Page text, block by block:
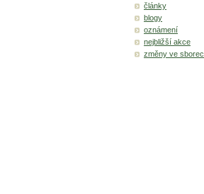
články
blogy
oznámení
nejbližší akce
změny ve